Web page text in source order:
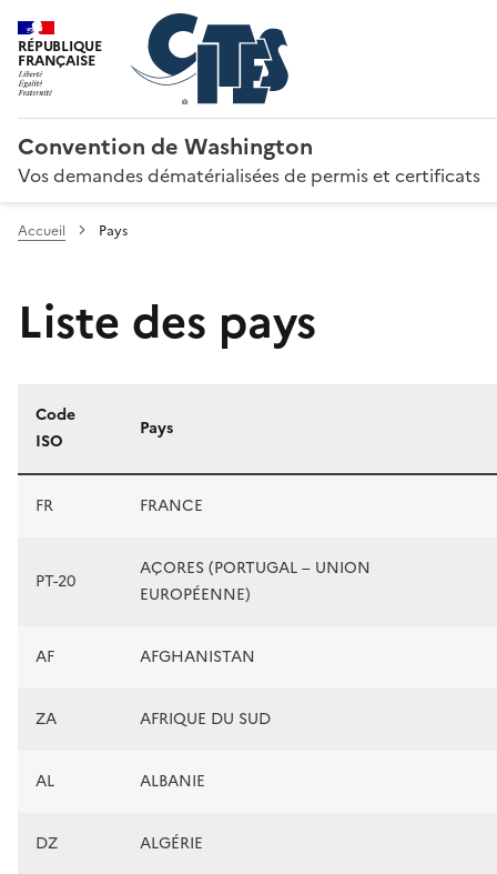
RÉPUBLIQUE
FRANÇAISE
Convention de Washington
Vos demandes dématérialisées de permis et certificats
Accueil Pays
Liste des pays
Liste des pays
Code
ISO
Pays
FR FRANCE
PT-20
AÇORES (PORTUGAL – UNION
EUROPÉENNE)
AF AFGHANISTAN
ZA AFRIQUE DU SUD
AL ALBANIE
DZ ALGÉRIE